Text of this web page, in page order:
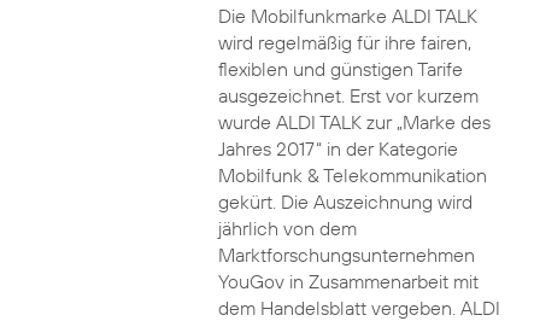
Die Mobilfunkmarke ALDI TALK
wird regelmäßig für ihre fairen,
flexiblen und günstigen Tarife
ausgezeichnet. Erst vor kurzem
wurde ALDI TALK zur „Marke des
Jahres 2017“ in der Kategorie
Mobilfunk & Telekommunikation
gekürt. Die Auszeichnung wird
jährlich von dem
Marktforschungsunternehmen
YouGov in Zusammenarbeit mit
dem Handelsblatt vergeben. ALDI